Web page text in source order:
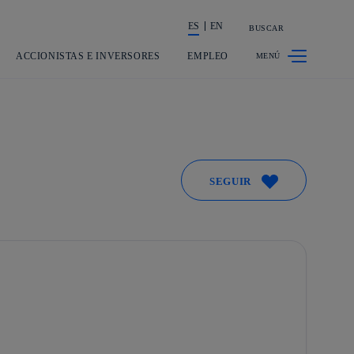
La acción en accionistas e inversores
ES EN BUSCAR
ACCIONISTAS E INVERSORES EMPLEO
SEGUIR